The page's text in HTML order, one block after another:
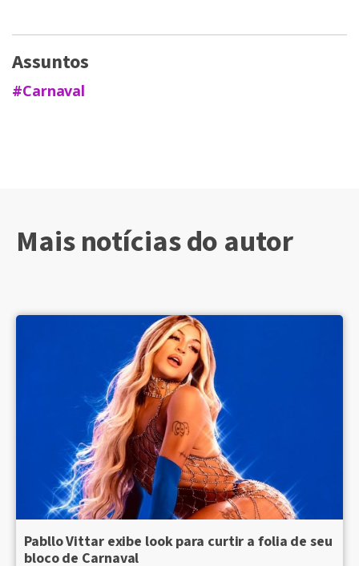
Assuntos
#Carnaval
Mais notícias do autor
Pabllo Vittar exibe look para curtir a folia de seu
bloco de Carnaval